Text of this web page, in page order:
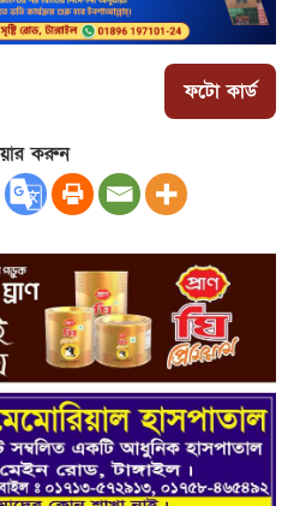
ফটো কার্ড
করুন